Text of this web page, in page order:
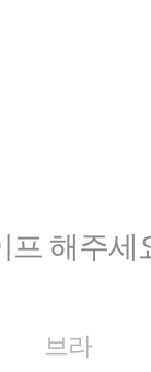
프 해주세
브라